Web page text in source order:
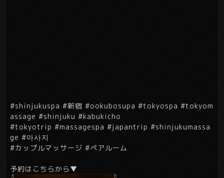
#shinjukuspa #新宿 #ookubosupa #tokyospa #tokyom
assage #shinjuku #kabukicho
#tokyotrip #massagespa #japantrip #shinjukumassa
ge #마사지
#カップルマッサージ #ペアルーム
予約はこちらから▼